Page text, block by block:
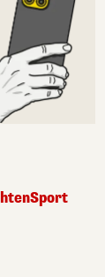
Sport